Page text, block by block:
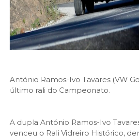
António Ramos-Ivo Tavares (VW
último rali do Campeonato.
A dupla António Ramos-Ivo
venceu o Rali Vidreiro Histórico,